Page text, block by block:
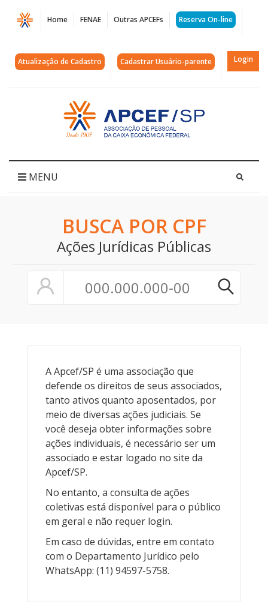
Página
Ações
Jurídicas
APCEF/SP
Home FENAE Outras APCEFs Reserva On-line
Atualização de Cadastro Cadastrar Usuário-parente Login
Acessar
página
inicial
MENU
BUSCA POR CPF
Ações Jurídicas Públicas
A Apcef/SP é uma associação que
defende os direitos de seus associados,
tanto ativos quanto aposentados, por
meio de diversas ações judiciais. Se
você deseja obter informações sobre
ações individuais, é necessário ser um
associado e estar logado no site da
Apcef/SP.
No entanto, a consulta de ações
coletivas está disponível para o público
em geral e não requer login.
Em caso de dúvidas, entre em contato
com o Departamento Jurídico pelo
WhatsApp: (11) 94597-5758.